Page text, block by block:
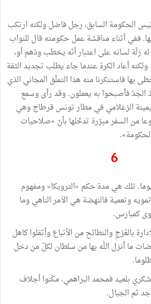
الحكومة السابق، رجل فاضل ولكنه ارتكب
ففي أثناء مناقشة عمل حكومته قال للنواب
له زلّة لسانه على اعتبار أنّه يخطب ودّهم أو،
أعاد الكرة عندما جاء يطلب تجديد الثقة
بها فاستنكرنا منه هذا التملّق المجاني الذي
الجدّ فأصبحوا به يعملون. وقد رأى وسمع
يمينة الزغلامي في مطار تونس قرطاج وهي
من السفر مبرّرة تدخّلها بأنّ «صلاحيات
6
تلك هي مدة حكم «الترويكا» ومفهوم
وتعمية فالنهضة هي الآمر الناهي وما
كمبارس.
بالعُرْجِ والنطائح من الأتباع وأثقلوا كاهل
ما أنزل الله بها من سلطان لكلّ من دخل
بلعيد فمحمد البراهمي، مكّنوا أجلاف
ثم الجبال.